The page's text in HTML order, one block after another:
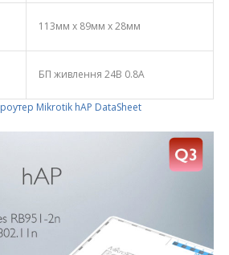
113мм x 89мм x 28мм
БП живлення 24В 0.8А
роутер Mikrotik hAP DataSheet